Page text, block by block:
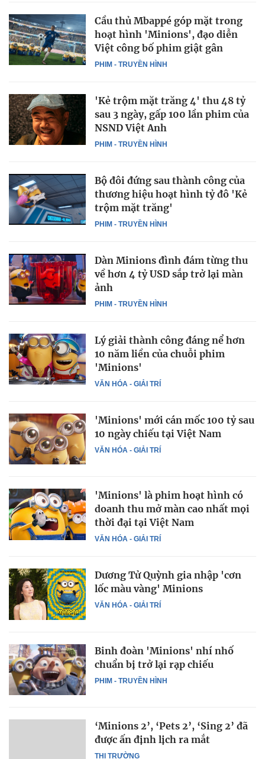
PHIM - TRUYỀN HÌNH
Cầu thủ Mbappé góp mặt trong
hoạt hình 'Minions', đạo diễn
Việt công bố phim giật gân
PHIM - TRUYỀN HÌNH
'Kẻ trộm mặt trăng 4' thu 48 tỷ
sau 3 ngày, gấp 100 lần phim của
NSND Việt Anh
PHIM - TRUYỀN HÌNH
Bộ đôi đứng sau thành công của
thương hiệu hoạt hình tỷ đô 'Kẻ
trộm mặt trăng'
PHIM - TRUYỀN HÌNH
Dàn Minions đình đám từng thu
về hơn 4 tỷ USD sắp trở lại màn
ảnh
VĂN HÓA - GIẢI TRÍ
Lý giải thành công đáng nể hơn
10 năm liền của chuỗi phim
'Minions'
VĂN HÓA - GIẢI TRÍ
'Minions' mới cán mốc 100 tỷ sau
10 ngày chiếu tại Việt Nam
VĂN HÓA - GIẢI TRÍ
'Minions' là phim hoạt hình có
doanh thu mở màn cao nhất mọi
thời đại tại Việt Nam
VĂN HÓA - GIẢI TRÍ
Dương Tử Quỳnh gia nhập 'cơn
lốc màu vàng' Minions
PHIM - TRUYỀN HÌNH
Binh đoàn 'Minions' nhí nhố
chuẩn bị trở lại rạp chiếu
THỊ TRƯỜNG
‘Minions 2’, ‘Pets 2’, ‘Sing 2’ đã
được ấn định lịch ra mắt